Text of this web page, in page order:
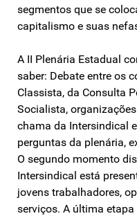
segmentos que se
capitalismo e suas
A II Plenária Estadual
saber: Debate entre os
Classista, da Consulta
Socialista,
chama da Intersindical
perguntas da plenária,
O segundo momento
Intersindical está
jovens trabalhadores,
serviços. A última